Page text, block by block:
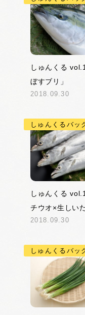
しゅんくる
ぼすブリ」
2018.09.30
しゅんくる
チウオ×生しい
2018.09.30